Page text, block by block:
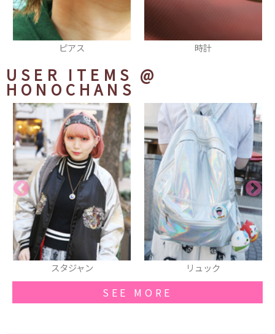
ネックレス
USER ITEMS @
HONOCHANS
SEE MORE